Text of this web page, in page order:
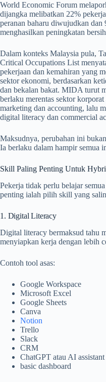
World Economic Forum
dijangka melibatkan 22%
peranan baharu diwujudkan dan
menghasilkan peningkatan
Dalam konteks Malaysia pula,
Critical Occupations List
pekerjaan dan kemahiran yang
sektor ekonomi, berdasarkan
dan bekalan bakat. MIDA turut
berlaku merentas sektor
marketing dan accounting, lalu
digital literacy dan commercial
Maksudnya, perubahan ini
Ia berlaku dalam hampir semua
Skill Paling Penting Untuk
Pekerja tidak perlu belajar
penting ialah pilih skill yang
1. Digital Literacy
Digital literacy bermaksud tahu
menyiapkan kerja dengan lebih
Contoh tool asas:
Google Workspace
Microsoft Excel
Google Sheets
Canva
Notion
Trello
Slack
CRM
ChatGPT atau AI assistant
basic dashboard